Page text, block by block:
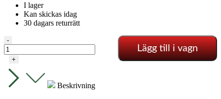
I lager
Kan skickas idag
30 dagars returrätt
Spider
Farmer
Komplett
70x70x160
-
+
Lägg till i vagn
Beskrivning